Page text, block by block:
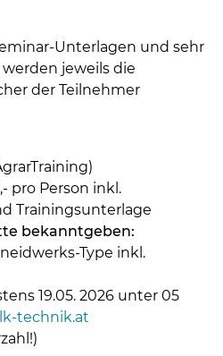
Unterlagen und sehr
jeweils die
der Teilnehmer
pro Person inkl.
Trainingsunterlage
bekanntgeben:
Type inkl.
19.05. 2026 unter 05
technik.at